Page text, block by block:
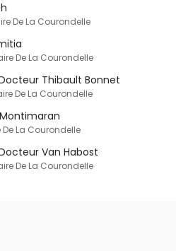
De La Courondelle
De La Courondelle
Thibault Bonnet
De La Courondelle
La Courondelle
Van Habost
De La Courondelle